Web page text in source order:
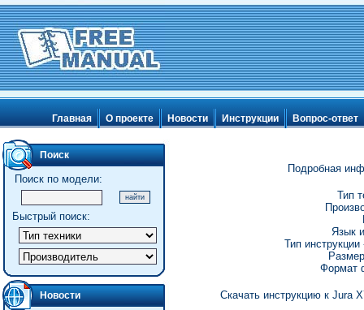
Главная О проекте Новости Инструкции Вопрос-ответ
Поиск
Поиск по модели:
Быстрый поиск:
Новости
Подробная
Тип
Язык
Тип
Формат
Скачать инструкцию к Jura